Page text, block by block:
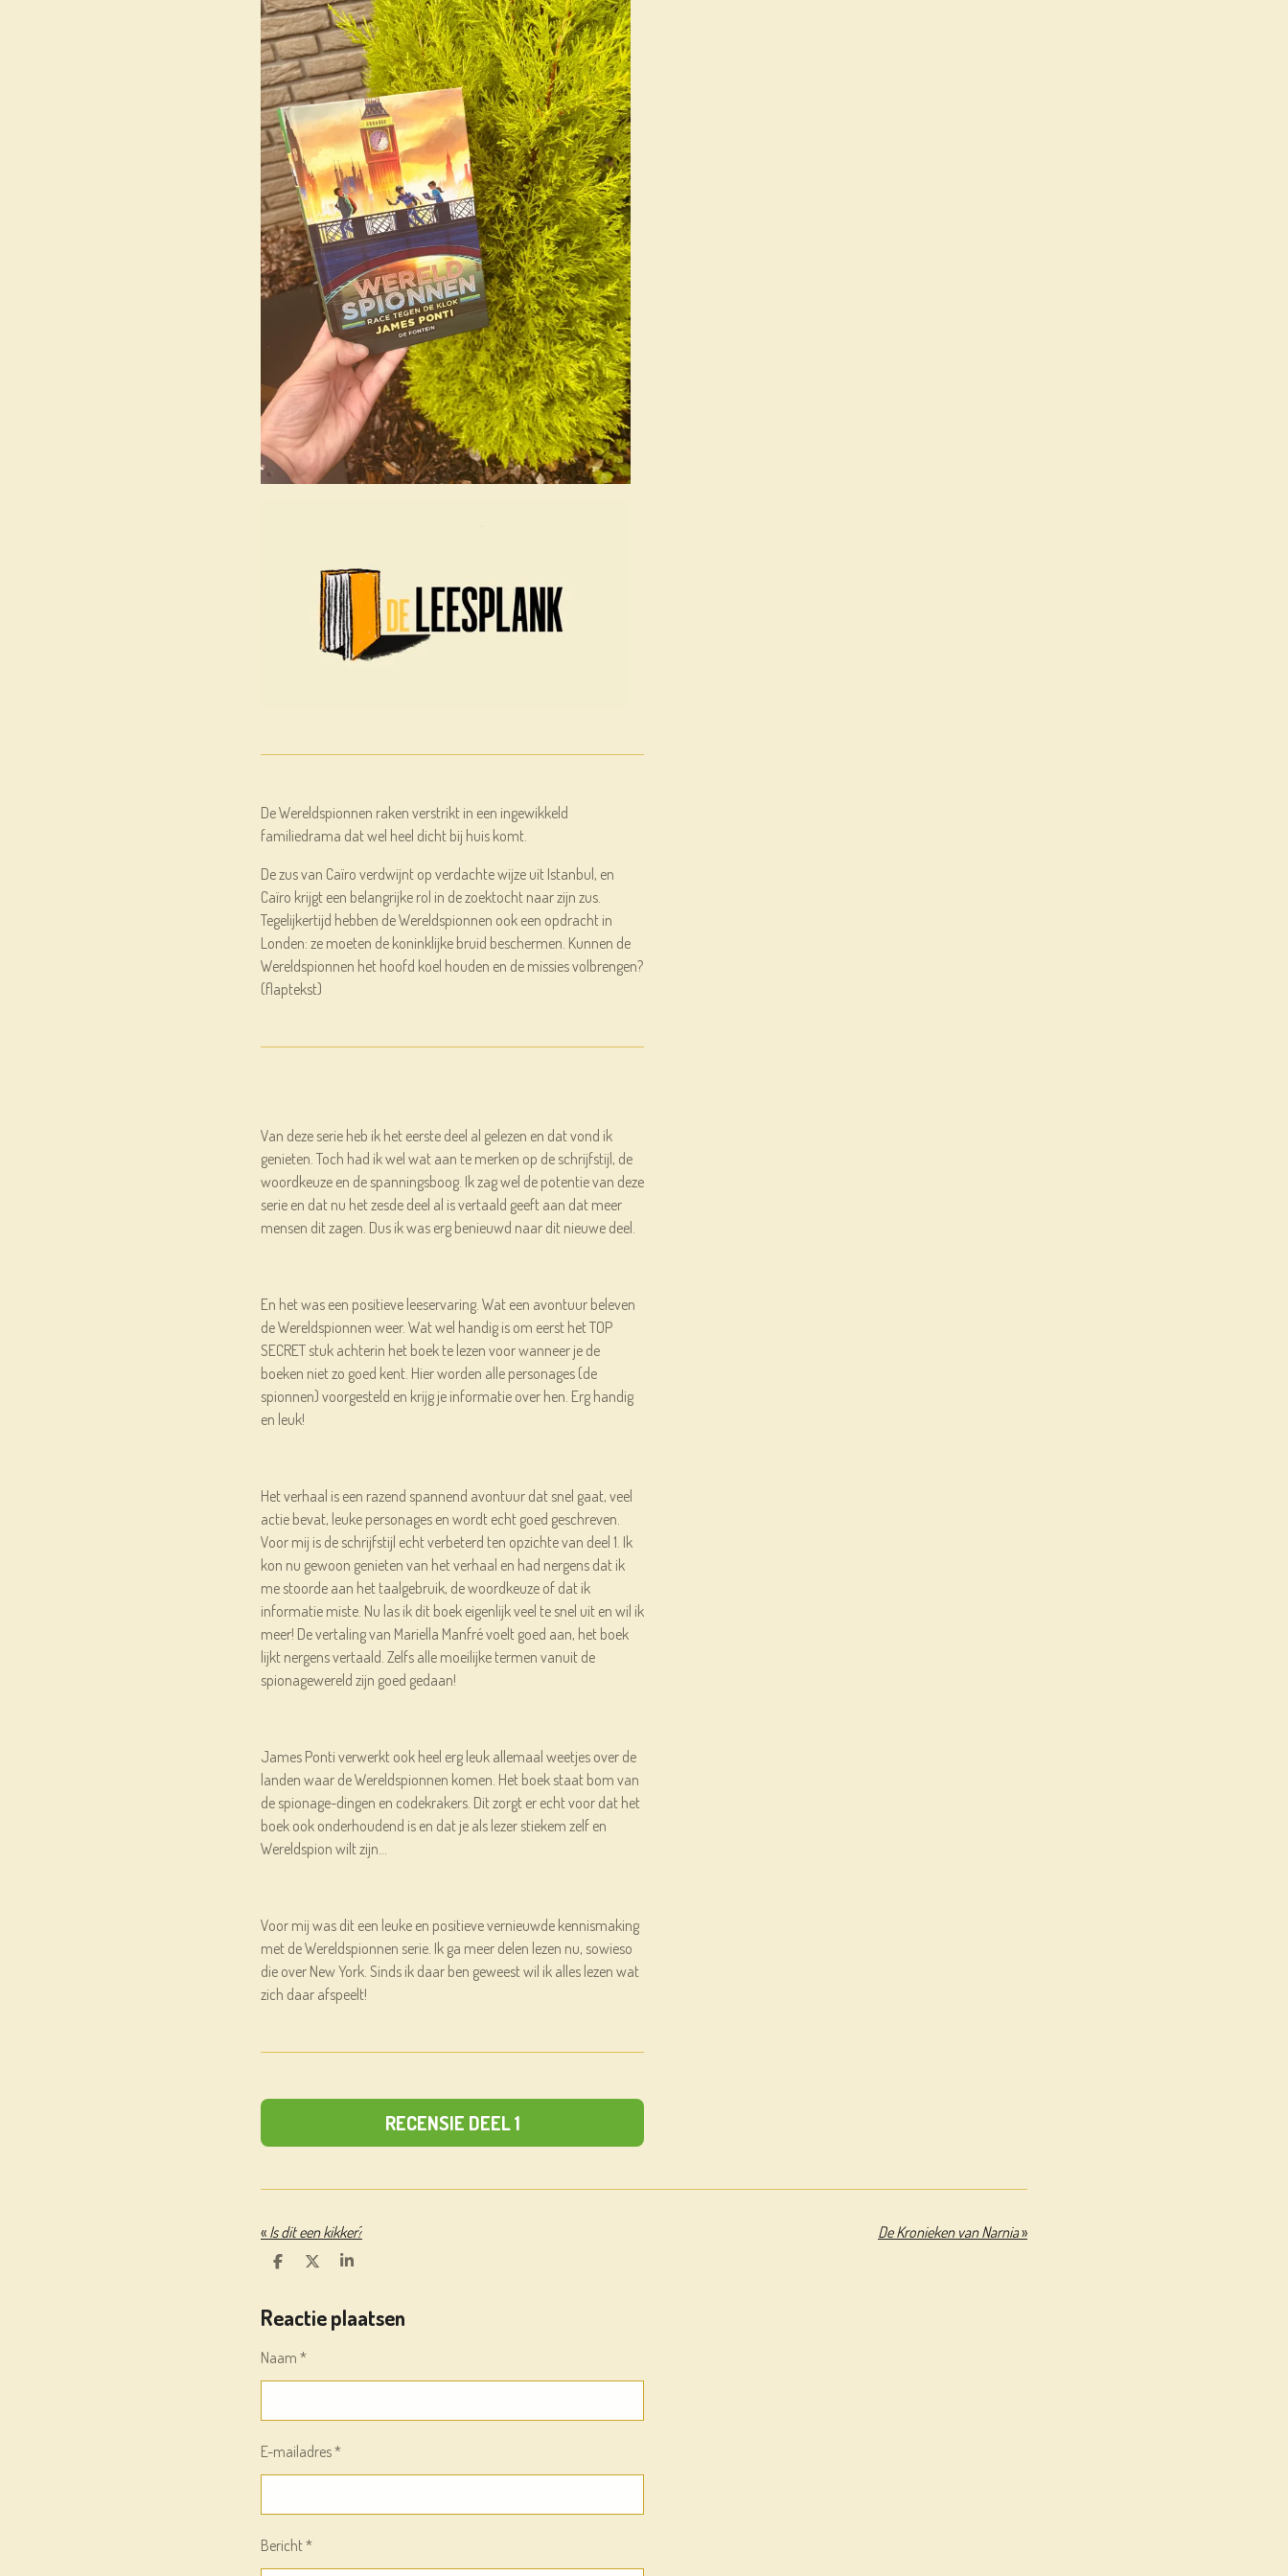
De Wereldspionnen raken verstrikt in een ingewikkeld
familiedrama dat wel heel dicht bij huis komt.
De zus van Caïro verdwijnt op verdachte wijze uit Istanbul, en
Caïro krijgt een belangrijke rol in de zoektocht naar zijn zus.
Tegelijkertijd hebben de Wereldspionnen ook een opdracht in
Londen: ze moeten de koninklijke bruid beschermen. Kunnen de
Wereldspionnen het hoofd koel houden en de missies volbrengen?
(flaptekst)
Van deze serie heb ik het eerste deel al gelezen en dat vond ik
genieten. Toch had ik wel wat aan te merken op de schrijfstijl, de
woordkeuze en de spanningsboog. Ik zag wel de potentie van deze
serie en dat nu het zesde deel al is vertaald geeft aan dat meer
mensen dit zagen. Dus ik was erg benieuwd naar dit nieuwe deel.
En het was een positieve leeservaring. Wat een avontuur beleven
de Wereldspionnen weer. Wat wel handig is om eerst het TOP
SECRET stuk achterin het boek te lezen voor wanneer je de
boeken niet zo goed kent. Hier worden alle personages (de
spionnen) voorgesteld en krijg je informatie over hen. Erg handig
en leuk!
Het verhaal is een razend spannend avontuur dat snel gaat, veel
actie bevat, leuke personages en wordt echt goed geschreven.
Voor mij is de schrijfstijl echt verbeterd ten opzichte van deel 1. Ik
kon nu gewoon genieten van het verhaal en had nergens dat ik
me stoorde aan het taalgebruik, de woordkeuze of dat ik
informatie miste. Nu las ik dit boek eigenlijk veel te snel uit en wil ik
meer! De vertaling van Mariella Manfré voelt goed aan, het boek
lijkt nergens vertaald. Zelfs alle moeilijke termen vanuit de
spionagewereld zijn goed gedaan!
James Ponti verwerkt ook heel erg leuk allemaal weetjes over de
landen waar de Wereldspionnen komen. Het boek staat bom van
de spionage-dingen en codekrakers. Dit zorgt er echt voor dat het
boek ook onderhoudend is en dat je als lezer stiekem zelf en
Wereldspion wilt zijn…
Voor mij was dit een leuke en positieve vernieuwde kennismaking
met de Wereldspionnen serie. Ik ga meer delen lezen nu, sowieso
die over New York. Sinds ik daar ben geweest wil ik alles lezen wat
zich daar afspeelt!
RECENSIE DEEL 1
« Is dit een kikker? De Kronieken van Narnia»
D
E
N
D
L
S
R
E
Reactie plaatsen
Naam *
E-mailadres *
Bericht *